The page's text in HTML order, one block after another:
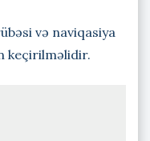
və naviqasiya
keçirilməlidir.